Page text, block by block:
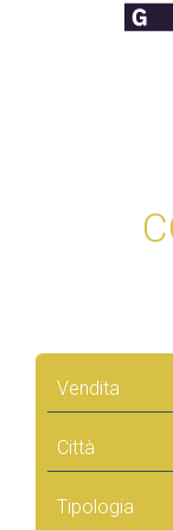
Vendita
Città
Tipologia